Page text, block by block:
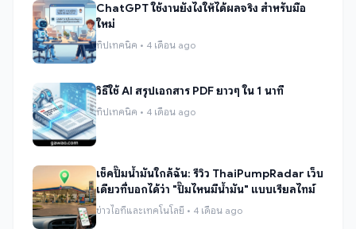
ChatGPT ใช้งานยังไงให้ได้ผลจริง สำหรับมือ
ใหม่
ทิปเทคนิค • 4 เดือน ago
วิธีใช้ AI สรุปเอกสาร PDF ยาวๆ ใน 1 นาที
ทิปเทคนิค • 4 เดือน ago
เช็คปั๊มน้ำมันใกล้ฉัน: รีวิว ThaiPumpRadar เว็บ
เดียวที่บอกได้ว่า "ปั๊มไหนมีน้ำมัน" แบบเรียลไทม์
ข่าวไอทีและเทคโนโลยี • 4 เดือน ago